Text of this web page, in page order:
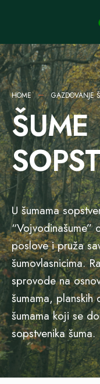
HOME GAZDOVANJE
ŠUME
U šumama
“Vojvodinašume”
poslove i pruža
šumovlasnicima.
sprovode na
šumama, planskih
šumama koji se
sopstvenika šuma.